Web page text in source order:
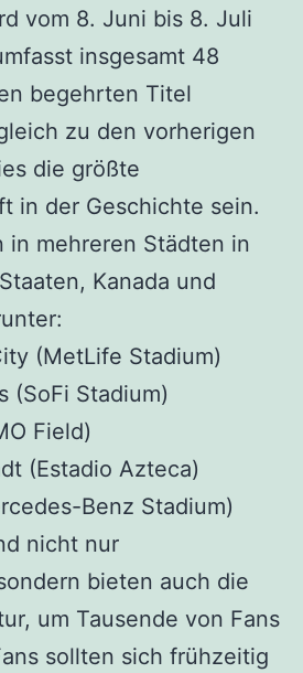
vom 8. Juni bis 8. Juli
insgesamt 48
begehrten Titel
zu den vorherigen
die größte
in der Geschichte sein.
in mehreren Städten in
Kanada und
(MetLife Stadium)
(SoFi Stadium)
Field)
(Estadio Azteca)
Benz Stadium)
nicht nur
bieten auch die
um Tausende von Fans
sollten sich frühzeitig